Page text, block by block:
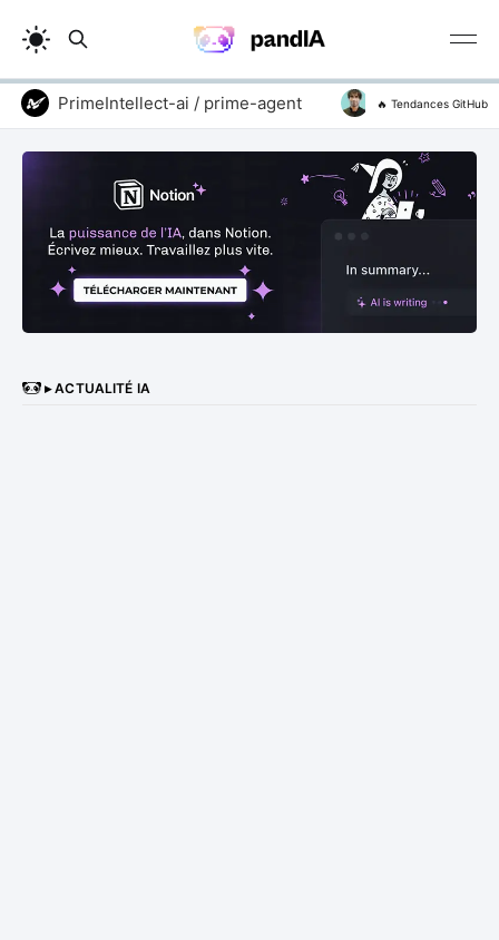
PrimeIntellect-ai / prime-agent addyosmani /
🔥 Tendances GitHub
▸ ACTUALITÉ IA